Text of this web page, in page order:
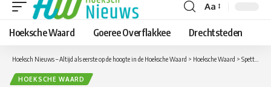
Lettergrootte
aanpassen
Aa
Hoeksche Waard Goeree Overflakkee Drechtsteden
Hoeksch Nieuws – Altijd als eerste op de hoogte in de Hoeksche Waard > Hoeksche Waard > Spetterende optocht op Koningsdag in Westmaas
HOEKSCHE WAARD